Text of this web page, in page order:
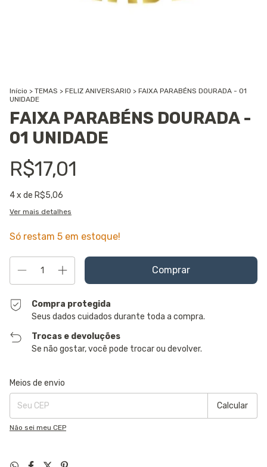
Início > TEMAS > FELIZ ANIVERSARIO > FAIXA PARABÉNS DOURADA - 01
UNIDADE
FAIXA PARABÉNS DOURADA -
01 UNIDADE
R$17,01
4x de R$5,06
Ver mais detalhes
Só restam 5 em estoque!
Compra protegida
Seus dados cuidados durante toda a compra.
Trocas e devoluções
Se não gostar, você pode trocar ou devolver.
Entregas para o CEP:
Meios de envio
Calcular
Não sei meu CEP